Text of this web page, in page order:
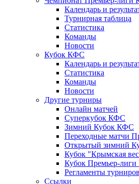
Календарь и
Турнирная таблица
Статистика
Команды
Новости
Кубок КФС
Календарь и
Статистика
Команды
Новости
Другие турниры
Онлайн матчей
Суперкубок КФС
Зимний Кубок КФС
Переходные матчи
Открытый зимний
Кубок "Крымская
Кубок Премьер-
Регламенты
Ссылки